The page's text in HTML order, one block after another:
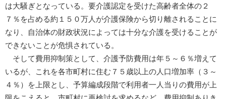
は大騒ぎとなっている。要介護認定を受けた高齢者全体の２
７％を占める約１５０万人が介護保険から切り離されることに
なり、自治体の財政状況によっては十分な介護を受けることが
できないことが危惧されている。
そして費用抑制策として、介護予防費用は年５～６％増えて
いるが、これを各市町村に住む７５歳以上の人口増加率（３～
４％）を上限とし、予算編成段階で利用者一人当りの費用が上